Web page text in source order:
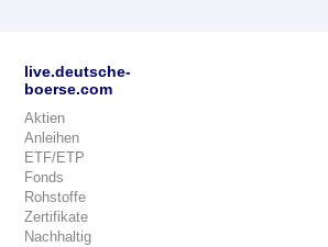
live.deutsche-
boerse.com
Aktien
Anleihen
ETF/ETP
Fonds
Rohstoffe
Zertifikate
Nachhaltig